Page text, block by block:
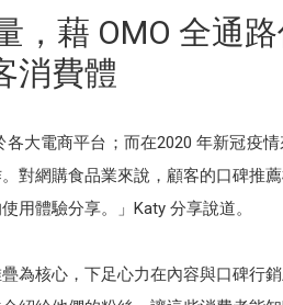
，藉 OMO 全通
消費體
大電商平台；而在2020 年新冠疫
對網購食品業來說，顧客的口碑推
用體驗分享。」Katy 分享說道。
為核心，下足心力在內容與口碑行